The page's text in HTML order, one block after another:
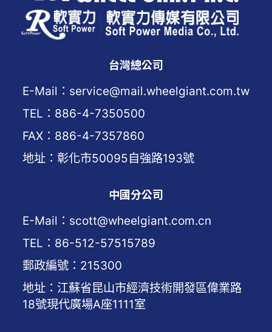
台灣總公司
E-Mail：service@mail.wheelgiant.com.tw
TEL：886-4-7350500
FAX：886-4-7357860
地址：彰化市50095自強路193號
中國分公司
E-Mail：scott@wheelgiant.com.cn
TEL：86-512-57515789
郵政編號：215300
地址：江蘇省昆山市經濟技術開發區偉業路
18號現代廣場A座1111室